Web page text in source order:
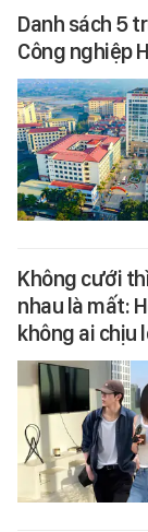
Danh sách 5
Công nghiệp
Không cưới
nhau là mất:
không ai chịu